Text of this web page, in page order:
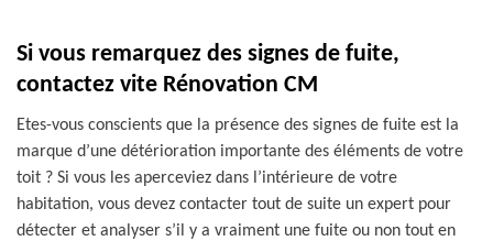
Si vous remarquez des signes de fuite,
contactez vite Rénovation CM
Etes-vous conscients que la présence des signes de fuite est la
marque d’une détérioration importante des éléments de votre
toit ? Si vous les aperceviez dans l’intérieure de votre
habitation, vous devez contacter tout de suite un expert pour
détecter et analyser s’il y a vraiment une fuite ou non tout en